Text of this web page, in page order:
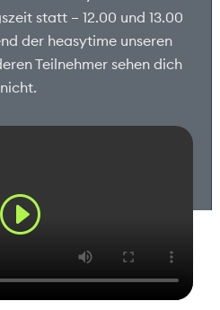
statt – 12.00 und 13.00
der heasytime unseren
Teilnehmer sehen dich
nicht.